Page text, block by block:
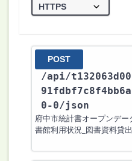
POST
/api/
0-0/json
府中市統計書オープンデ
書館利用状況_図書資料貸